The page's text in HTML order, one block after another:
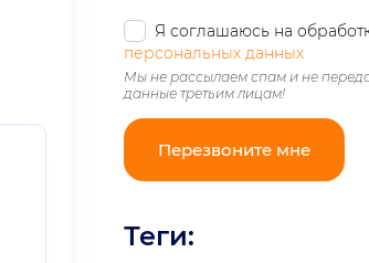
Стяжка пола с
Стяжка пола с
Стяжка пола с
Фиброцементная стяжка
Я соглашаюсь на
персональных данных
Мы не рассылаем спам и не
данные третьим лицам!
Теги: